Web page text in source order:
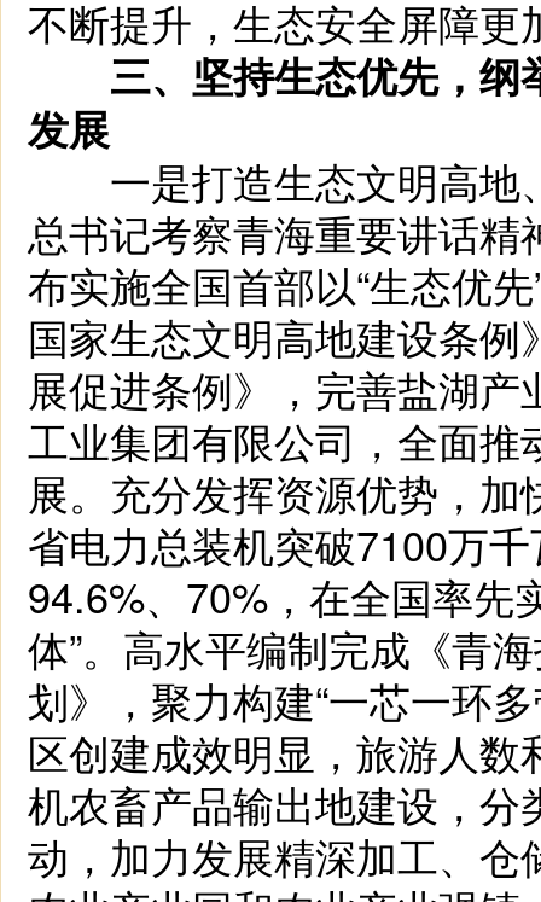
不断提升，生态安全屏障更
三、坚持生态优先，
发展
一是打造生态文明高地
总书记考察青海重要讲话
布实施全国首部以“生态优
国家生态文明高地建设条
展促进条例》，完善盐湖
工业集团有限公司，全面
展。充分发挥资源优势，
省电力总装机突破7100万
94.6%、70%，在全国率先
体”。高水平编制完成《青
划》，聚力构建“一芯一环
区创建成效明显，旅游人
机农畜产品输出地建设，
动，加力发展精深加工、